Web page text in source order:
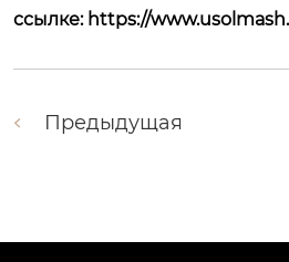
ссылке: https://
Предыдущая